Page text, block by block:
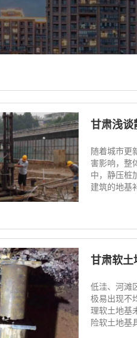
甘肃浅谈
随着城市更
害影响，整
中，静压桩
建筑的地基
甘肃软土
低洼、河滩
极易出现不
理软土地基
险软土地基